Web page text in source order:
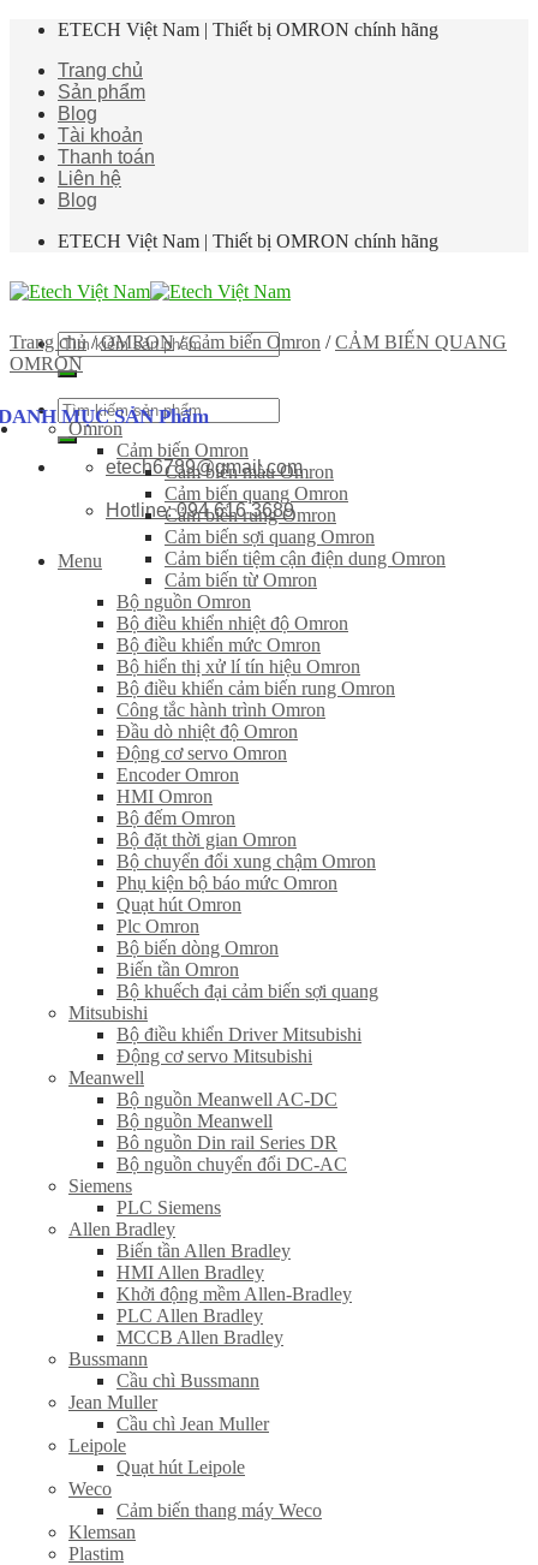
Skip
content
ETECH Việt Nam | Thiết bị OMRON chính hãng
Trang chủ
Sản phẩm
Blog
Tài khoản
Thanh toán
Liên hệ
Blog
ETECH Việt Nam | Thiết bị OMRON chính hãng
Tìm
kiếm:
Tìm
kiếm:
etech6789@gmail.com
Hotline: 094 616 3689
Menu
Trang chủ / OMRON / Cảm biến Omron / CẢM BIẾN QUANG
OMRON
MỤC SẢN Phẩm
Omron
Cảm biến Omron
Cảm biến màu Omron
Cảm biến quang Omron
Cảm biến rung Omron
Cảm biến sợi quang Omron
Cảm biến tiệm cận điện dung Omron
Cảm biến từ Omron
Bộ nguồn Omron
Bộ điều khiển nhiệt độ Omron
Bộ điều khiển mức Omron
Bộ hiển thị xử lí tín hiệu Omron
Bộ điều khiển cảm biến rung Omron
Công tắc hành trình Omron
Đầu dò nhiệt độ Omron
Động cơ servo Omron
Encoder Omron
HMI Omron
Bộ đếm Omron
Bộ đặt thời gian Omron
Bộ chuyển đổi xung chậm Omron
Phụ kiện bộ báo mức Omron
Quạt hút Omron
Plc Omron
Bộ biến dòng Omron
Biến tần Omron
Bộ khuếch đại cảm biến sợi quang
Mitsubishi
Bộ điều khiển Driver Mitsubishi
Động cơ servo Mitsubishi
Meanwell
Bộ nguồn Meanwell AC-DC
Bộ nguồn Meanwell
Bô nguồn Din rail Series DR
Bộ nguồn chuyển đổi DC-AC
Siemens
PLC Siemens
Allen Bradley
Biến tần Allen Bradley
HMI Allen Bradley
Khởi động mềm Allen-Bradley
PLC Allen Bradley
MCCB Allen Bradley
Bussmann
Cầu chì Bussmann
Jean Muller
Cầu chì Jean Muller
Leipole
Quạt hút Leipole
Weco
Cảm biến thang máy Weco
Klemsan
Plastim